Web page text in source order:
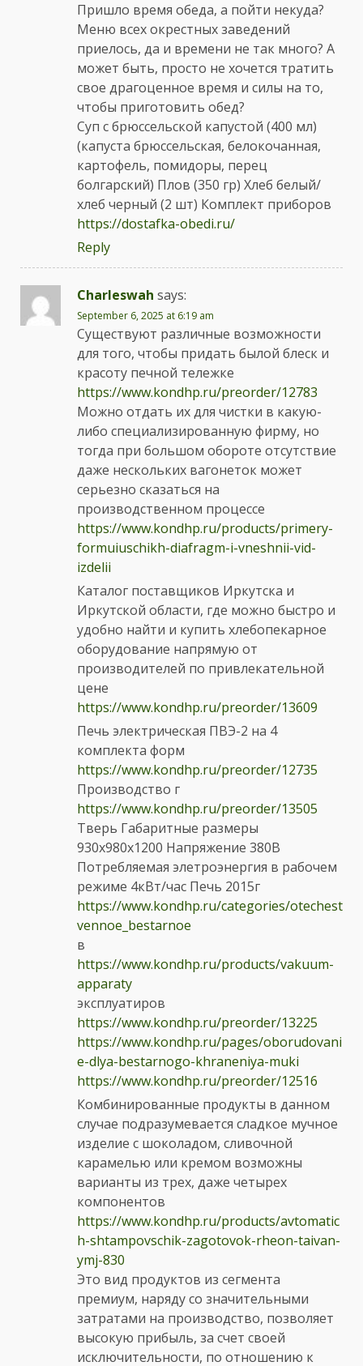
Пришло время обеда, а пойти некуда?
Меню всех окрестных заведений
приелось, да и времени не так много? А
может быть, просто не хочется тратить
свое драгоценное время и силы на то,
чтобы приготовить обед?
Суп с брюссельской капустой (400 мл)
(капуста брюссельская, белокочанная,
картофель, помидоры, перец
болгарский) Плов (350 гр) Хлеб белый/
хлеб черный (2 шт) Комплект приборов
https://dostafka-obedi.ru/
Reply
Charleswah says:
September 6, 2025 at 6:19 am
Существуют различные возможности
для того, чтобы придать былой блеск и
красоту печной тележке
https://www.kondhp.ru/preorder/12783
Можно отдать их для чистки в какую-
либо специализированную фирму, но
тогда при большом обороте отсутствие
даже нескольких вагонеток может
серьезно сказаться на
производственном процессе
https://www.kondhp.ru/products/primery-
formuiuschikh-diafragm-i-vneshnii-vid-
izdelii
Каталог поставщиков Иркутска и
Иркутской области, где можно быстро и
удобно найти и купить хлебопекарное
оборудование напрямую от
производителей по привлекательной
цене
https://www.kondhp.ru/preorder/13609
Печь электрическая ПВЭ-2 на 4
комплекта форм
https://www.kondhp.ru/preorder/12735
Производство г
https://www.kondhp.ru/preorder/13505
Тверь Габаритные размеры
930х980х1200 Напряжение 380В
Потребляемая элетроэнергия в рабочем
режиме 4кВт/час Печь 2015г
https://www.kondhp.ru/categories/otechest
vennoe_bestarnoe
в
https://www.kondhp.ru/products/vakuum-
apparaty
эксплуатиров
https://www.kondhp.ru/preorder/13225
https://www.kondhp.ru/pages/oborudovani
e-dlya-bestarnogo-khraneniya-muki
https://www.kondhp.ru/preorder/12516
Комбинированные продукты в данном
случае подразумевается сладкое мучное
изделие с шоколадом, сливочной
карамелью или кремом возможны
варианты из трех, даже четырех
компонентов
https://www.kondhp.ru/products/avtomatic
h-shtampovschik-zagotovok-rheon-taivan-
ymj-830
Это вид продуктов из сегмента
премиум, наряду со значительными
затратами на производство, позволяет
высокую прибыль, за счет своей
исключительности, по отношению к